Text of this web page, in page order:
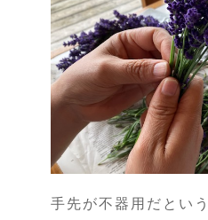
手先が不器用だとい